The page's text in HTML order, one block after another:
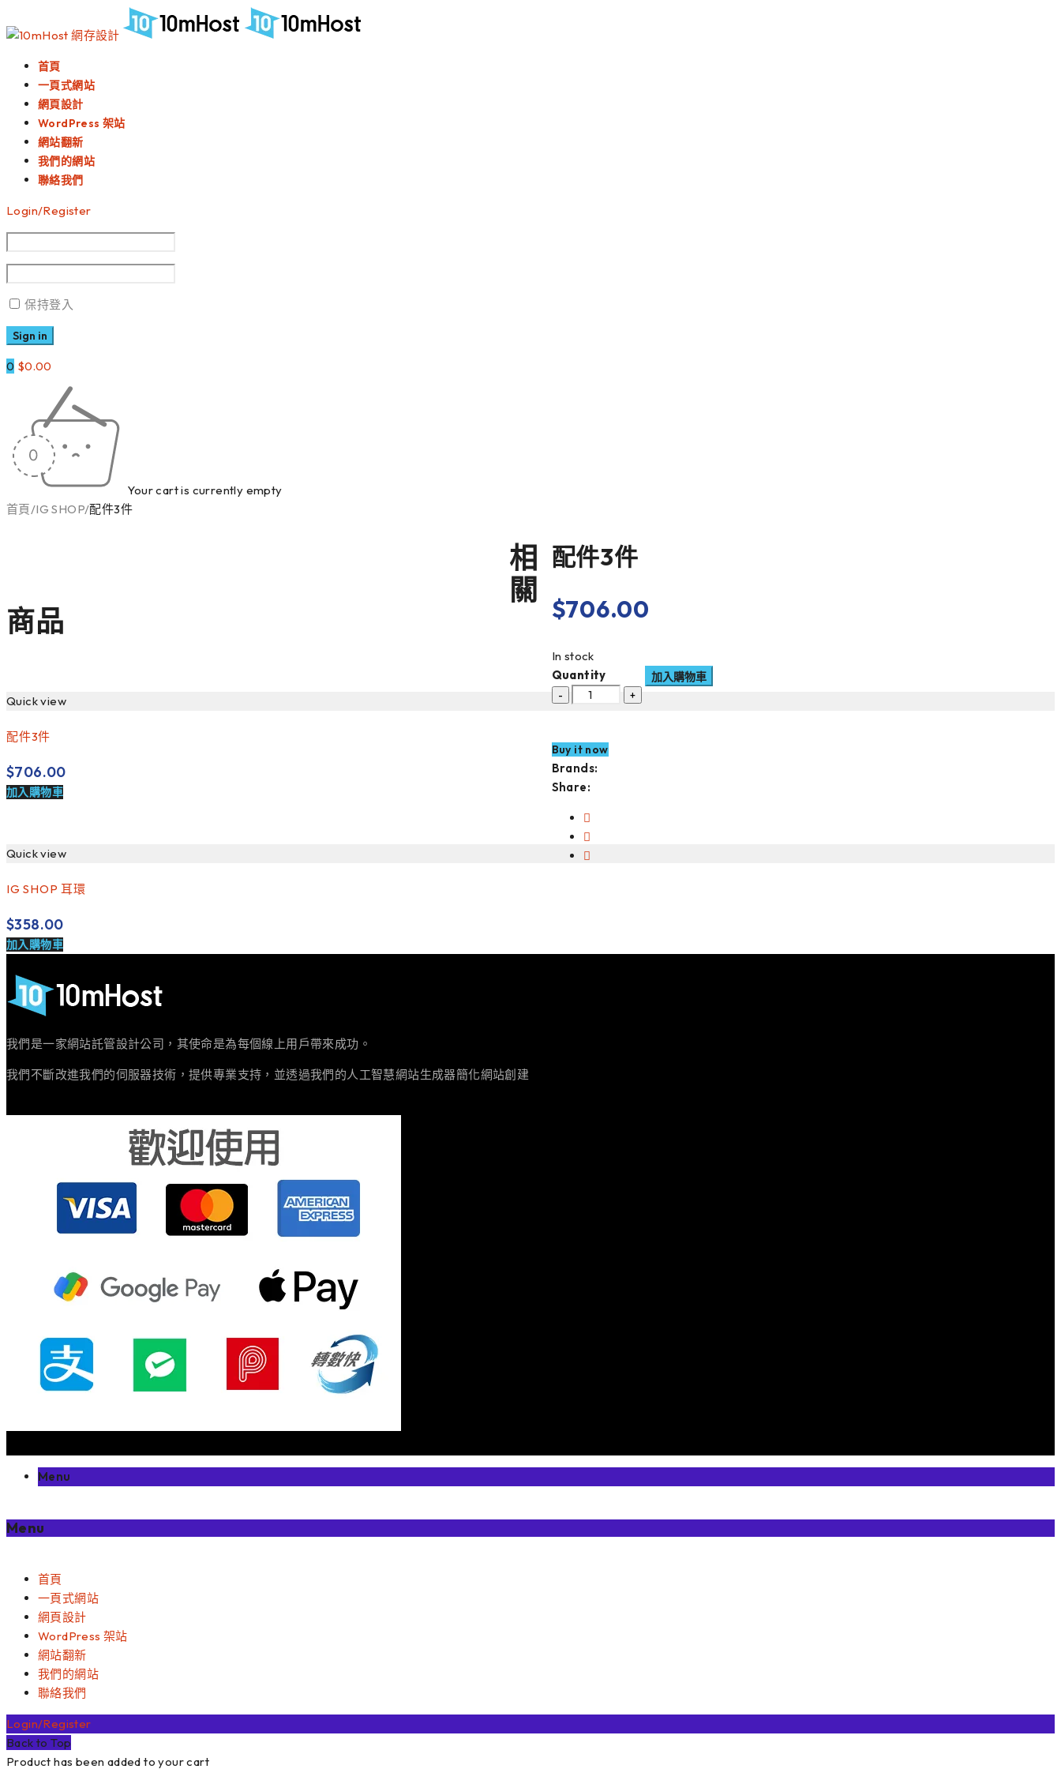
首頁
一頁式網站
網頁設計
WordPress 架站
網站翻新
我們的網站
聯絡我們
Login/Register
保持登入
0 $0.00
Your cart is currently empty
首頁/IG SHOP/配件3件
配件3件
$706.00
In stock
Quantity
加入購物車
Buy it now
Brands:
Share:
相
關
商品
Quick view
配件3件
$706.00
加入購物車
Quick view
IG SHOP 耳環
$358.00
加入購物車
我們是一家網站託管設計公司，其使命是為每個線上用戶帶來成功。
我們不斷改進我們的伺服器技術，提供專業支持，並透過我們的人工智慧網站生成器簡化網站創建
Menu
Menu
首頁
一頁式網站
網頁設計
WordPress 架站
網站翻新
我們的網站
聯絡我們
Login/Register
Back to Top
Product has been added to your cart